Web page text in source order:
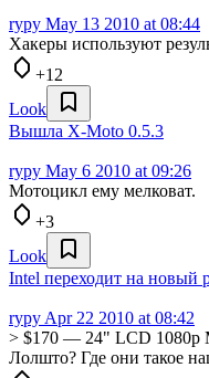
rypy May 13 2010 at 08:44
Хакеры используют
+12
Look
Вышла X-Moto 0.5.3
rypy May 6 2010 at 09:26
Мотоцикл ему мелковат.
+3
Look
Intel переходит на новый
rypy Apr 22 2010 at 08:42
> $170 — 24" LCD 1080p
Лолшто? Где они такое